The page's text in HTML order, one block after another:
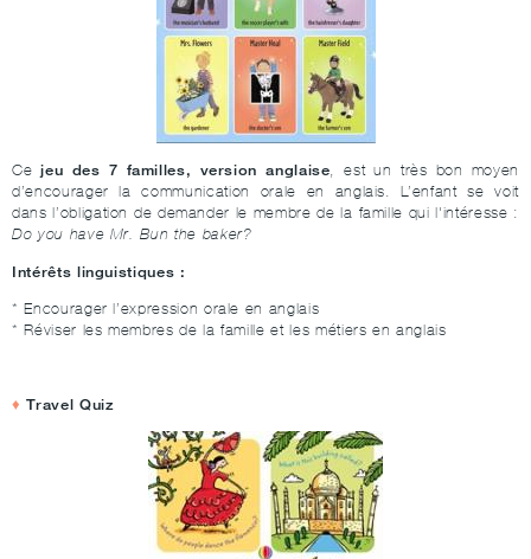
Cejeu des 7 familles, version anglaise , est un très bon moyen
d’encourager la communication orale en anglais. L’enfant se voit
dans l’obligation de demander le membre de la famille qui l'intéresse :
Do you have Mr. Bun the baker?
Intérêts linguistiques :
* Encourager l’expression orale en anglais
* Réviser les membres de la famille et les métiers en anglais
Travel Quiz